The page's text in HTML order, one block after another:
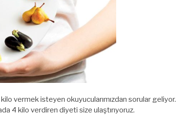
kilo vermek isteyen okuyucularımızdan sorular geliyor.
4 kilo verdiren diyeti size ulaştırıyoruz.